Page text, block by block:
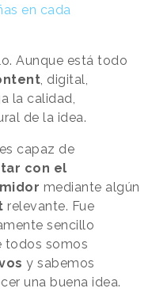
en cada
Aunque está todo
, digital,
la calidad,
de la idea.
capaz de
con el
mediante algún
relevante. Fue
sencillo
todos somos
y sabemos
una buena idea.